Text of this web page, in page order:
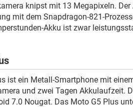
knipst mit 13 Megapixeln.
mit dem Snapdragon-821-
Akku ist zwar
ist ein Metall-Smartphone mit
und zwei Tagen Akkulaufzeit.
7.0 Nougat. Das Moto G5 Plus